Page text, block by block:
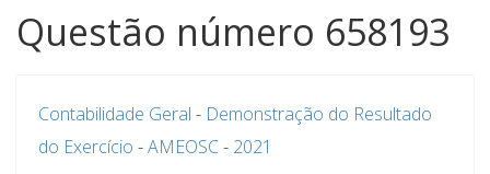
Questão número 658193
Contabilidade Geral - Demonstração do Resultado
do Exercício -AMEOSC- 2021